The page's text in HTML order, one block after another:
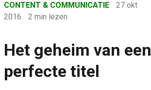
›
Content & Communicatie
›
CONTENT & COMMUNICATIE
27 okt
2016
2 min lezen
Het geheim van een
perfecte titel